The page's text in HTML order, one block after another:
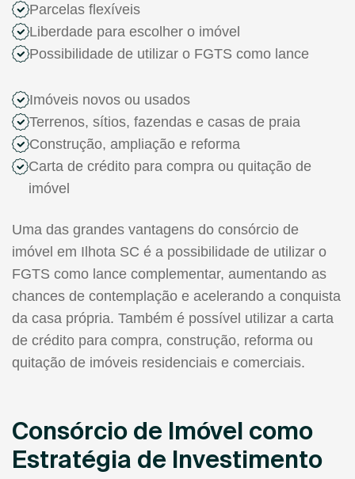
Parcelas flexíveis
Liberdade para escolher o imóvel
Possibilidade de utilizar o FGTS como lance
Imóveis novos ou usados
Terrenos, sítios, fazendas e casas de praia
Construção, ampliação e reforma
Carta de crédito para compra ou quitação de
imóvel
Uma das grandes vantagens do consórcio de
imóvel em Ilhota SC é a possibilidade de utilizar o
FGTS como lance complementar, aumentando as
chances de contemplação e acelerando a conquista
da casa própria. Também é possível utilizar a carta
de crédito para compra, construção, reforma ou
quitação de imóveis residenciais e comerciais.
Consórcio de Imóvel como
Estratégia de Investimento